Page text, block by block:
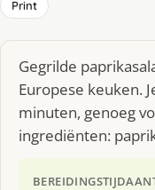
Print
Gegrilde
Europese keuken.
minuten, genoeg
ingrediënten:
BEREIDINGSTIJD